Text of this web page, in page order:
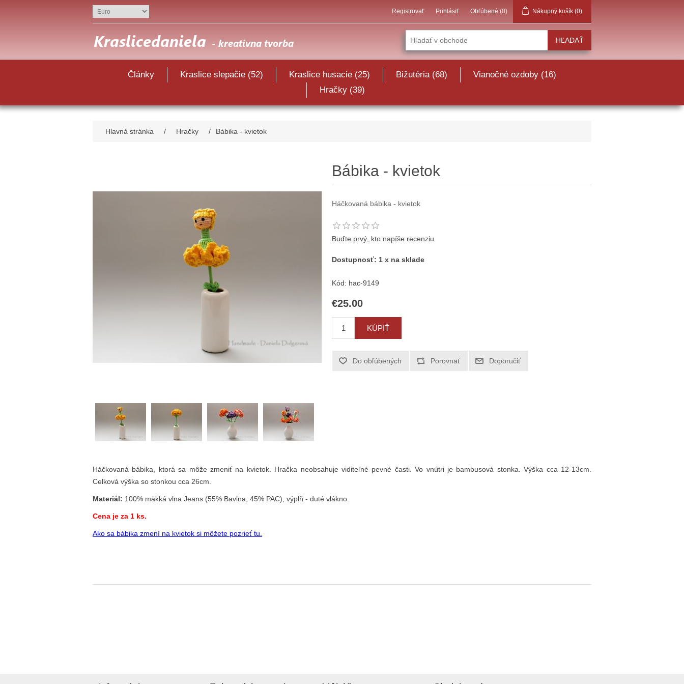
Registrovať Prihlásiť Obľúbené (0) Nákupný košík (0)
Články Kraslice slepačie (52) Kraslice husacie (25) Bižutéria (68)
Vianočné ozdoby (16)
Hračky (39)
Hlavná stránka / Hračky / Bábika - kvietok
Bábika - kvietok
Háčkovaná bábika - kvietok
Buďte prvý, kto napíše recenziu
Dostupnosť: 1 x na sklade
Kód: hac-9149
€25.00
Háčkovaná bábika, ktorá sa môže zmeniť na kvietok. Hračka neobsahuje viditeľné pevné časti. Vo vnútri je bambusová stonka. Výška cca 12-13cm.
Celková výška so stonkou cca 26cm.
Materiál: 100% mäkká vlna Jeans (55% Bavlna, 45% PAC), výplň - duté vlákno.
Cena je za 1 ks.
Ako sa bábika zmení na kvietok si môžete pozrieť tu.